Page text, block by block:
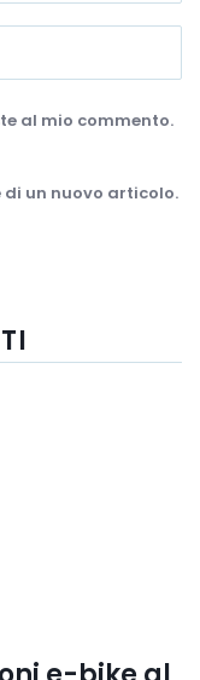
al mio commento.
un nuovo articolo.